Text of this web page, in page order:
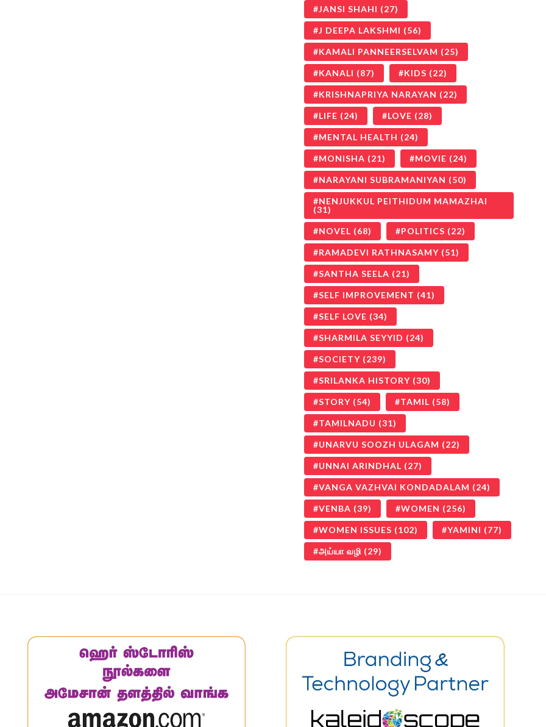
JANSI SHAHI (27)
J DEEPA LAKSHMI (56)
KAMALI PANNEERSELVAM (25)
KANALI (87) KIDS (22)
KRISHNAPRIYA NARAYAN (22)
LIFE (24) LOVE (28)
MENTAL HEALTH (24)
MONISHA (21) MOVIE (24)
NARAYANI SUBRAMANIYAN (50)
NENJUKKUL PEITHIDUM MAMAZHAI
(31)
NOVEL (68) POLITICS (22)
RAMADEVI RATHNASAMY (51)
SANTHA SEELA (21)
SELF IMPROVEMENT (41)
SELF LOVE (34)
SHARMILA SEYYID (24)
SOCIETY (239)
SRILANKA HISTORY (30)
STORY (54) TAMIL (58)
TAMILNADU (31)
UNARVU SOOZH ULAGAM (22)
UNNAI ARINDHAL (27)
VANGA VAZHVAI KONDADALAM (24)
VENBA (39) WOMEN (256)
WOMEN ISSUES (102) YAMINI (77)
அய்யா வழி (29)